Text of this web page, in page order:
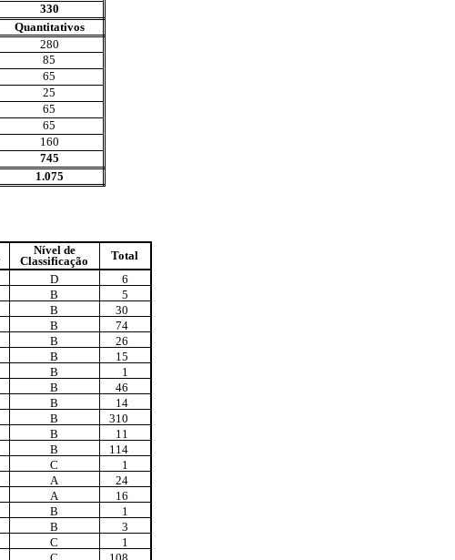
330
Quantitativos
280
85
65
25
65
65
160
745
1.075
Nível de
Classificação
Total
D
6
B
5
B
30
B
74
B
26
B
15
B
1
B
46
B
14
B
310
B
11
B
114
C
1
A
24
A
16
B
1
B
3
C
1